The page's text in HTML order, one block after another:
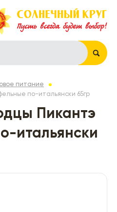
питание
по-итальянски 65гр
Пикантэ
итальянски